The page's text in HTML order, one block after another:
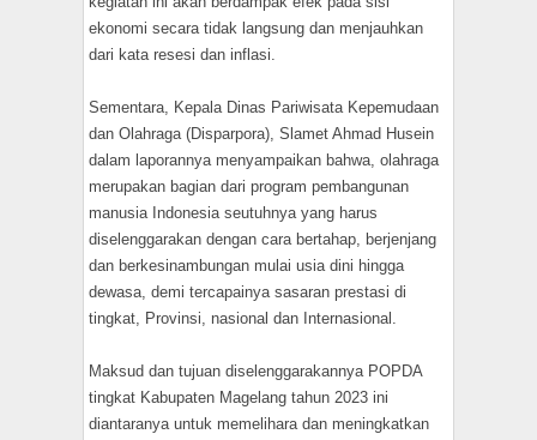
ekonomi secara tidak langsung dan menjauhkan
dari kata resesi dan inflasi.
Sementara, Kepala Dinas Pariwisata Kepemudaan
dan Olahraga (Disparpora), Slamet Ahmad Husein
dalam laporannya menyampaikan bahwa, olahraga
merupakan bagian dari program pembangunan
manusia Indonesia seutuhnya yang harus
diselenggarakan dengan cara bertahap, berjenjang
dan berkesinambungan mulai usia dini hingga
dewasa, demi tercapainya sasaran prestasi di
tingkat, Provinsi, nasional dan Internasional.
Maksud dan tujuan diselenggarakannya POPDA
tingkat Kabupaten Magelang tahun 2023 ini
diantaranya untuk memelihara dan meningkatkan